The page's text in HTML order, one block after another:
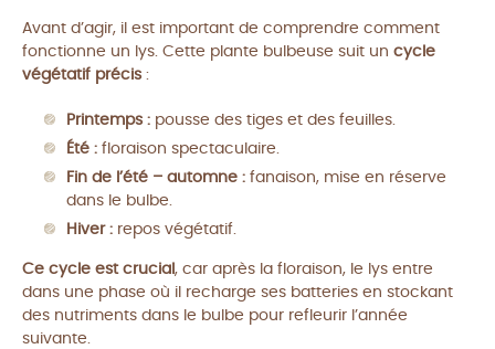
Avant d’agir, il est important de comprendre comment
fonctionne un lys. Cette plante bulbeuse suit un cycle
végétatif précis :
Printemps : pousse des tiges et des feuilles.
Été : floraison spectaculaire.
Fin de l’été – automne : fanaison, mise en réserve
dans le bulbe.
Hiver : repos végétatif.
Ce cycle est crucial , car après la floraison, le lys entre
dans une phase où il recharge ses batteries en stockant
des nutriments dans le bulbe pour refleurir l’année
suivante.